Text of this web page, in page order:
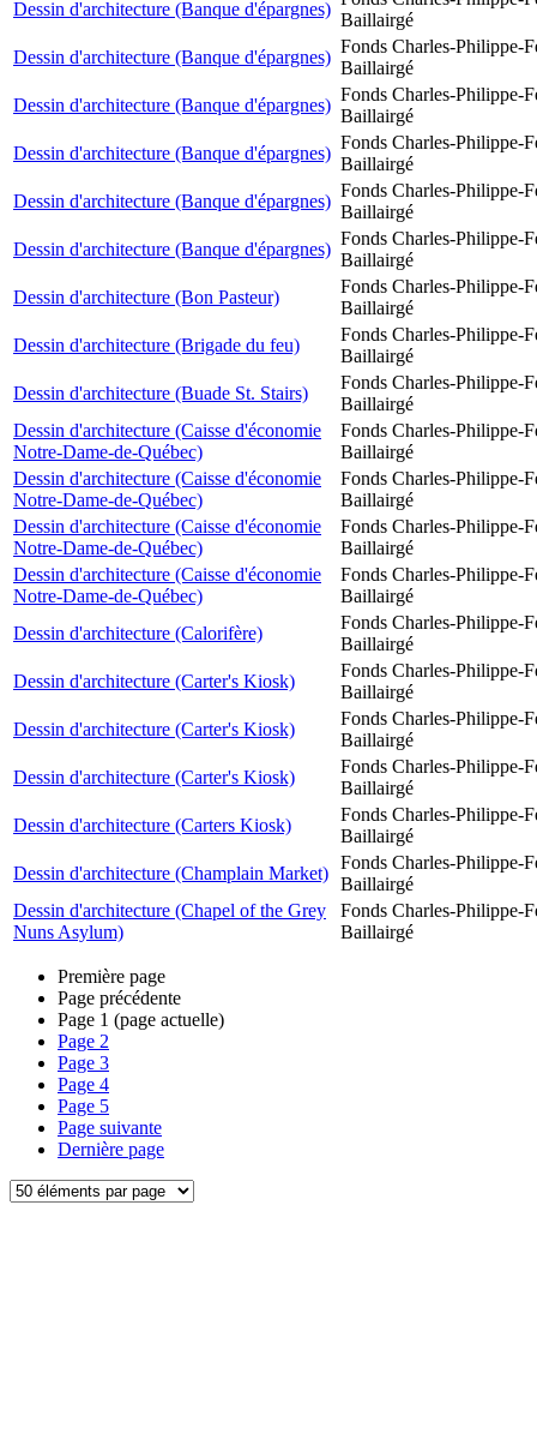
Dessin d'architecture (Banque d'épargnes)
Baillairgé
Dessin d'architecture (Banque d'épargnes)
Fonds Charles-Philippe-
Baillairgé
Dessin d'architecture (Banque d'épargnes)
Fonds Charles-Philippe-
Baillairgé
Dessin d'architecture (Banque d'épargnes)
Fonds Charles-Philippe-
Baillairgé
Dessin d'architecture (Banque d'épargnes)
Fonds Charles-Philippe-
Baillairgé
Dessin d'architecture (Banque d'épargnes)
Fonds Charles-Philippe-
Baillairgé
Dessin d'architecture (Bon Pasteur)
Fonds Charles-Philippe-
Baillairgé
Dessin d'architecture (Brigade du feu)
Fonds Charles-Philippe-
Baillairgé
Dessin d'architecture (Buade St. Stairs)
Fonds Charles-Philippe-
Baillairgé
Dessin d'architecture (Caisse d'économie
Notre-Dame-de-Québec)
Fonds Charles-Philippe-
Baillairgé
Dessin d'architecture (Caisse d'économie
Notre-Dame-de-Québec)
Fonds Charles-Philippe-
Baillairgé
Dessin d'architecture (Caisse d'économie
Notre-Dame-de-Québec)
Fonds Charles-Philippe-
Baillairgé
Dessin d'architecture (Caisse d'économie
Notre-Dame-de-Québec)
Fonds Charles-Philippe-
Baillairgé
Dessin d'architecture (Calorifère)
Fonds Charles-Philippe-
Baillairgé
Dessin d'architecture (Carter's Kiosk)
Fonds Charles-Philippe-
Baillairgé
Dessin d'architecture (Carter's Kiosk)
Fonds Charles-Philippe-
Baillairgé
Dessin d'architecture (Carter's Kiosk)
Fonds Charles-Philippe-
Baillairgé
Dessin d'architecture (Carters Kiosk)
Fonds Charles-Philippe-
Baillairgé
Dessin d'architecture (Champlain Market)
Fonds Charles-Philippe-
Baillairgé
Dessin d'architecture (Chapel of the Grey
Nuns Asylum)
Fonds Charles-Philippe-
Baillairgé
Première page
Page précédente
Page 1 (page actuelle)
Page 2
Page 3
Page 4
Page 5
Page suivante
Dernière page